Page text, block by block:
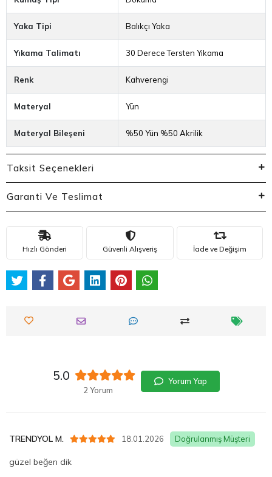
Yaka Tipi Balıkçı Yaka
Yıkama Talimatı 30 Derece Tersten Yıkama
Renk Kahverengi
Materyal Yün
Materyal Bileşeni %50 Yün %50 Akrilik
Taksit Seçenekleri
Garanti Ve Teslimat
Hızlı Gönderi Güvenli Alışveriş İade ve Değişim
5.0
2 Yorum
Yorum Yap
TRENDYOL M. 18.01.2026 Doğrulanmış Müşteri
güzel beğen dik